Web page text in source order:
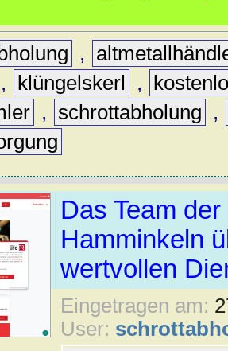
,
, klüngelskerl ,
, schrottabholung
,
Das Team
Hamminkeln
wertvollen
Eingetragen am:
User: